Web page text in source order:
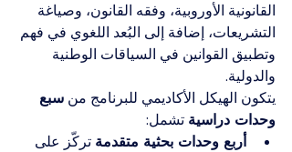
القانونية الأوروبية، وفقه القانون، وصياغة
التشريعات، إضافة إلى البُعد اللغوي في فهم
وتطبيق القوانين في السياقات الوطنية
والدولية.
يتكون الهيكل الأكاديمي للبرنامج من سبع
وحدات دراسية تشمل:
أربع وحدات بحثية متقدمة تركّز على